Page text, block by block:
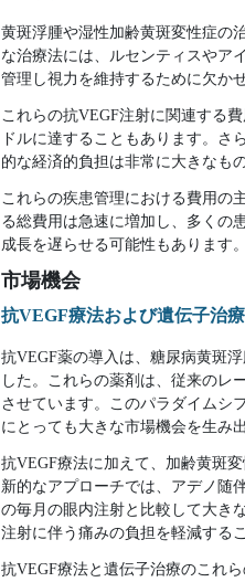
黄斑浮腫や湿性加齢黄斑変性症の
な治療法には、ルセンティスやア
管理し視力を維持するために欠か
これらの抗VEGF注射に関連する
ドルに達することもあります。さ
的な経済的負担は非常に大きなも
これらの疾患管理における費用の
る総費用は急速に増加し、多くの
成長を遅らせる可能性もあります。
市場機会
抗VEGF療法および遺伝子治
抗VEGF薬の導入は、糖尿病黄斑
した。これらの薬剤は、従来のレ
させています。このパラダイムシ
にとっても大きな市場機会を生み
抗VEGF療法に加えて、加齢黄斑
新的なアプローチでは、アデノ随
の毎月の眼内注射と比較して大き
注射に伴う痛みの負担を軽減する
抗VEGF療法と遺伝子治療のこれ